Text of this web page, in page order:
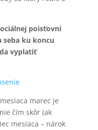
poisťovni
seba ku koncu
vyplatiť
marec je
čím skôr (ak
mesiaca – nárok